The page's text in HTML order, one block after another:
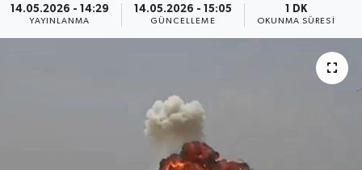
14.05.2026 - 14:29
YAYINLANMA
14.05.2026 - 15:05
GÜNCELLEME
1 DK
OKUNMA SÜRESI